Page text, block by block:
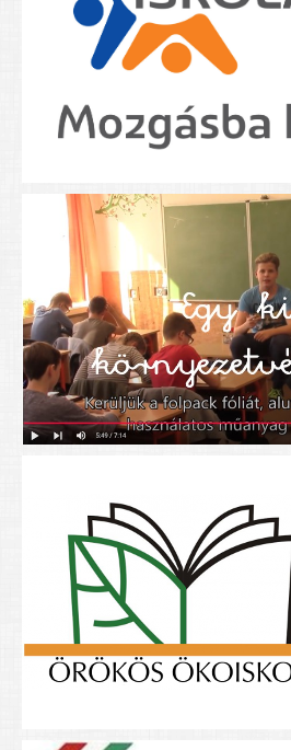
BEISKOLÁZÁS 2026